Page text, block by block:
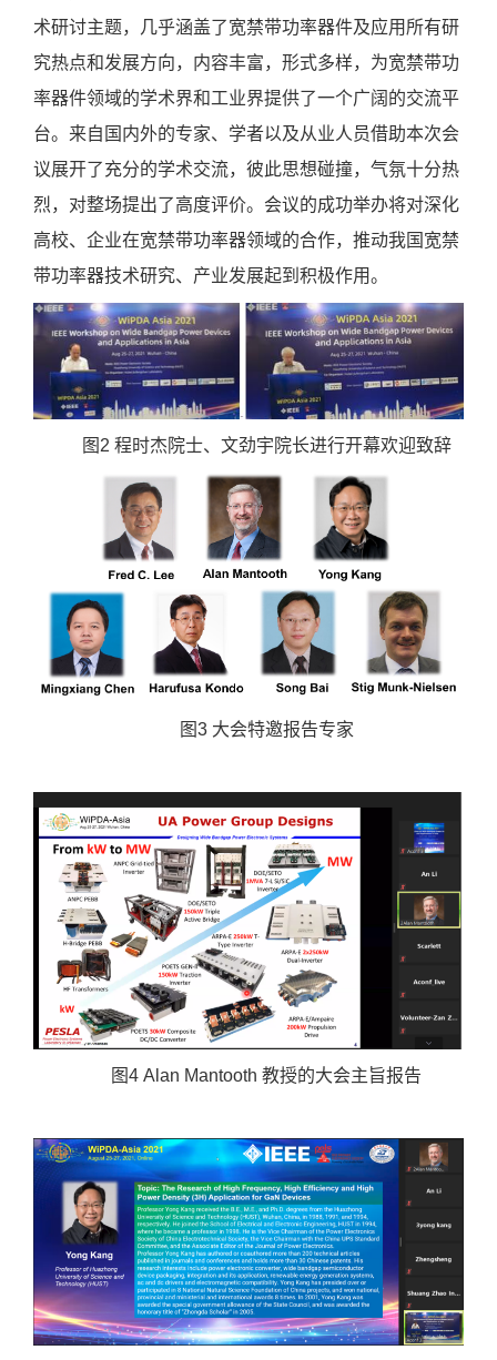
术研讨主题，几乎涵盖了宽禁带功率器件及应用所有研
究热点和发展方向，内容丰富，形式多样，为宽禁带功
率器件领域的学术界和工业界提供了一个广阔的交流平
台。来自国内外的专家、学者以及从业人员借助本次会
议展开了充分的学术交流，彼此思想碰撞，气氛十分热
烈，对整场提出了高度评价。会议的成功举办将对深化
高校、企业在宽禁带功率器领域的合作，推动我国宽禁
带功率器技术研究、产业发展起到积极作用。
图 2 程时杰院士、文劲宇院长进行开幕欢迎致辞
图3 大会特邀报告专家
图4 Alan Mantooth 教授的大会主旨报告